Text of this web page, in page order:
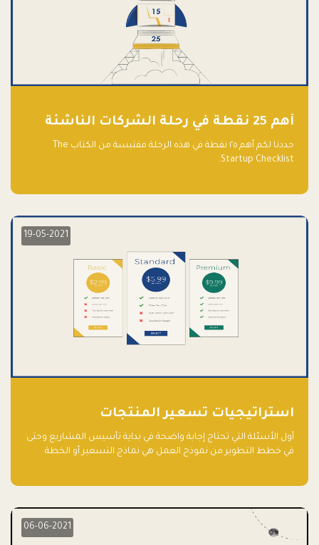
أهم 25 نقطة في رحلة الشركات الناشئة
حددنا لكم أهم ٢٥ نقطة في هذه الرحلة مقتبسة من الكتاب The
Startup Checklist.
19-05-2021
استراتيجيات تسعير المنتجات
أول الأسئلة التي تحتاج إجابة واضحة في بداية تأسيس المشاريع وحتى
في خطط التطوير من نموذج العمل هي نماذج التسعير أو الخطة
06-06-2021